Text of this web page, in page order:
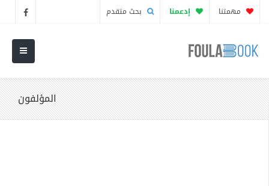
مهمتنا إدعمنا بحث متقدم
المؤلفون